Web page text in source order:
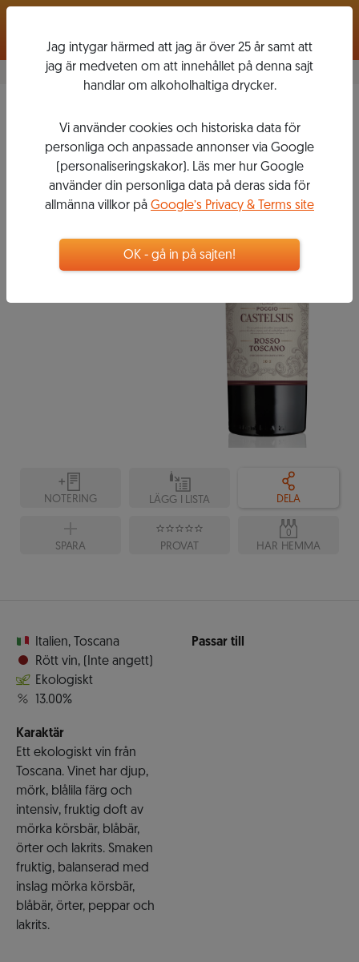
Rosso Toscano Organic
POGGIO
CASTELSUS
kr
NOTERING LÄGG I LISTA DELA
SPARA PROVAT
0
HAR HEMMA
Italien,
Toscana
Rött vin,
(Inte angett)
Ekologiskt
13.00%
Karaktär
Ett ekologiskt vin från
Toscana. Vinet har djup,
mörk, blålila färg och
intensiv, fruktig doft av
mörka körsbär, blåbär,
örter och lakrits. Smaken
fruktig, balanserad med
inslag mörka körsbär,
blåbär, örter, peppar och
lakrits.
Passar till
Jag intygar härmed att jag är över 25 år samt att
jag är medveten om att innehållet på denna sajt
handlar om alkoholhaltiga drycker.
Vi använder cookies och historiska data för
personliga och anpassade annonser via Google
(personaliseringskakor). Läs mer hur Google
använder din personliga data på deras sida för
allmänna villkor på Google’s Privacy & Terms site
OK - gå in på sajten!